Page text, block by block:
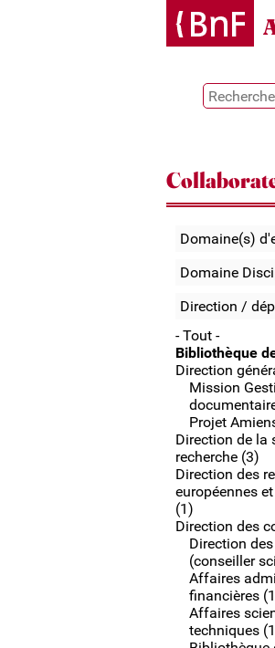
Domaine(s)
Domaine
Direction /
- Tout -
Bibliothèque
Direction
Mission
Projet
Direction de la
recherche (3)
Direction des
européennes
(1)
Direction des
Direction
(conseiller
Affaires
financières
Affaires
techniques